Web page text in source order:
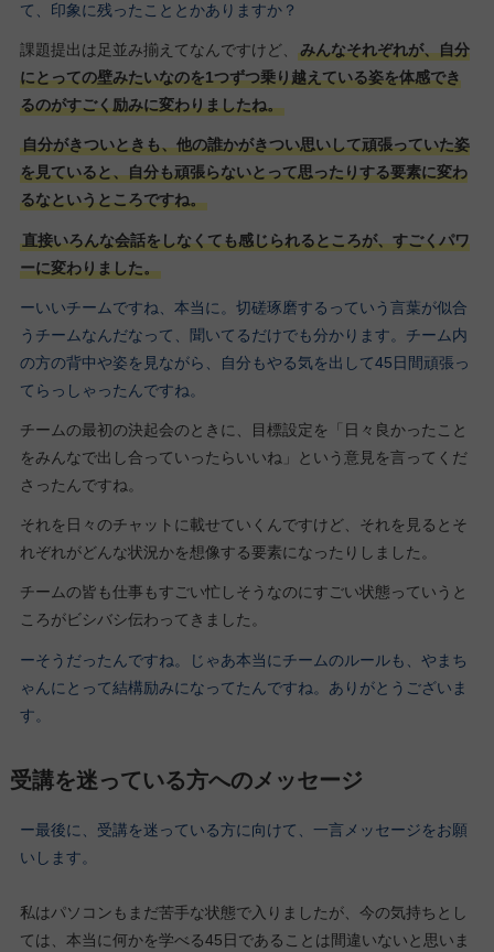
て、印象に残ったこととかありますか？
課題提出は足並み揃えてなんですけど、
みんなそれぞれが、自分
にとっての壁みたいなのを1つずつ乗り越えている姿を体感でき
るのがすごく励みに変わりましたね。
自分がきついときも、他の誰かがきつい思いして頑張っていた姿
を見ていると、自分も頑張らないとって思ったりする要素に変わ
るなというところですね。
直接いろんな会話をしなくても感じられるところが、すごくパワ
ーに変わりました。
ーいいチームですね、本当に。切磋琢磨するっていう言葉が似合
うチームなんだなって、聞いてるだけでも分かります。チーム内
の方の背中や姿を見ながら、自分もやる気を出して45日間頑張っ
てらっしゃったんですね。
チームの最初の決起会のときに、目標設定を「日々良かったこと
をみんなで出し合っていったらいいね」という意見を言ってくだ
さったんですね。
それを日々のチャットに載せていくんですけど、それを見るとそ
れぞれがどんな状況かを想像する要素になったりしました。
チームの皆も仕事もすごい忙しそうなのにすごい状態っていうと
ころがビシバシ伝わってきました。
ーそうだったんですね。じゃあ本当にチームのルールも、やまち
ゃんにとって結構励みになってたんですね。ありがとうございま
す。
受講を迷っている方へのメッセージ
ー最後に、受講を迷っている方に向けて、一言メッセージをお願
いします。
私はパソコンもまだ苦手な状態で入りましたが、今の気持ちとし
ては、本当に何かを学べる45日であることは間違いないと思いま